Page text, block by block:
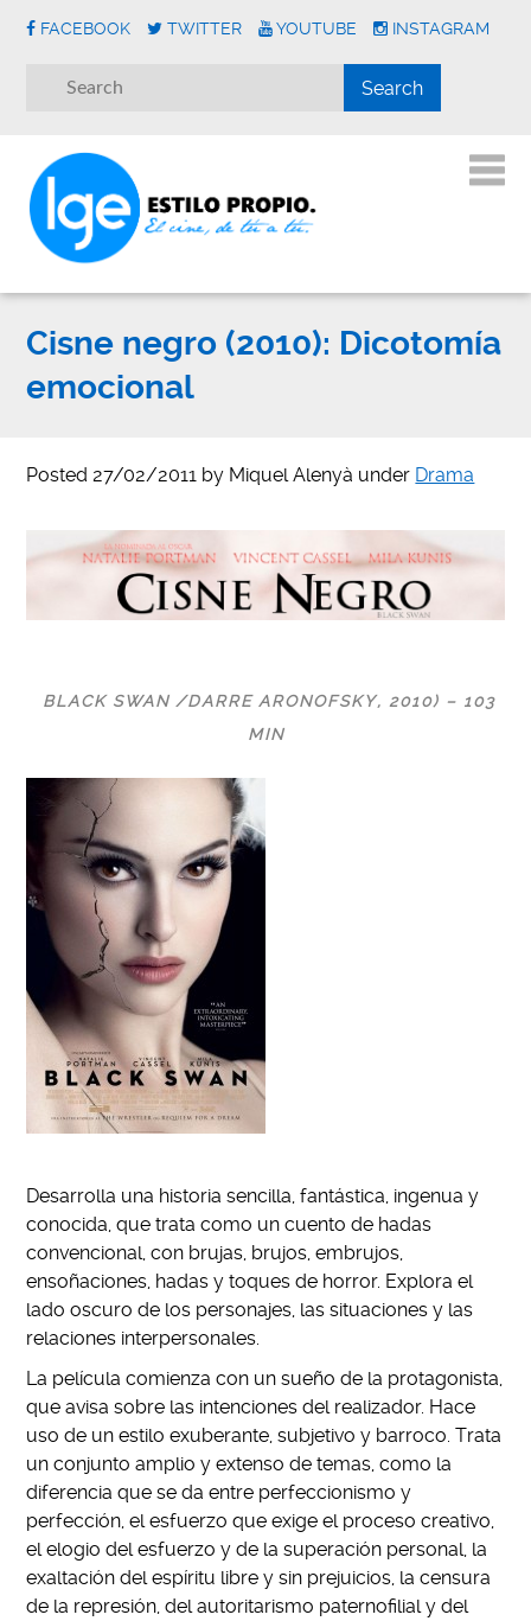
FACEBOOK TWITTER YOUTUBE INSTAGRAM
Cisne negro (2010): Dicotomía
emocional
Posted27/02/2011 by Miquel Alenyà under Drama
BLACK SWAN /DARRE ARONOFSKY, 2010) – 103
MIN
Desarrolla una historia sencilla, fantástica, ingenua y
conocida, que trata como un cuento de hadas
convencional, con brujas, brujos, embrujos,
ensoñaciones, hadas y toques de horror. Explora el
lado oscuro de los personajes, las situaciones y las
relaciones interpersonales.
La película comienza con un sueño de la protagonista,
que avisa sobre las intenciones del realizador. Hace
uso de un estilo exuberante, subjetivo y barroco. Trata
un conjunto amplio y extenso de temas, como la
diferencia que se da entre perfeccionismo y
perfección, el esfuerzo que exige el proceso creativo,
el elogio del esfuerzo y de la superación personal, la
exaltación del espíritu libre y sin prejuicios, la censura
de la represión, del autoritarismo paternofilial y del